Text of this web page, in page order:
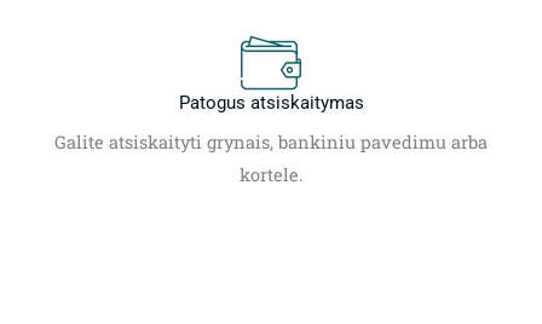
Patogus atsiskaitymas
Galite atsiskaityti grynais, bankiniu pavedimu arba
kortele.